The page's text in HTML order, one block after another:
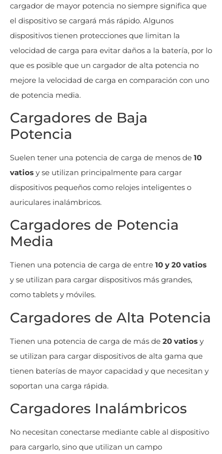
cargador de mayor potencia no siempre significa que
el dispositivo se cargará más rápido. Algunos
dispositivos tienen protecciones que limitan la
velocidad de carga para evitar daños a la batería, por lo
que es posible que un cargador de alta potencia no
mejore la velocidad de carga en comparación con uno
de potencia media.
Cargadores de Baja
Potencia
Suelen tener una potencia de carga de menos de 10
vatios y se utilizan principalmente para cargar
dispositivos pequeños como relojes inteligentes o
auriculares inalámbricos.
Cargadores de Potencia
Media
Tienen una potencia de carga de entre 10 y 20 vatios
y se utilizan para cargar dispositivos más grandes,
como tablets y móviles.
Cargadores de Alta Potencia
Tienen una potencia de carga de más de 20 vatios y
se utilizan para cargar dispositivos de alta gama que
tienen baterías de mayor capacidad y que necesitan y
soportan una carga rápida.
Cargadores Inalámbricos
No necesitan conectarse mediante cable al dispositivo
para cargarlo, sino que utilizan un campo